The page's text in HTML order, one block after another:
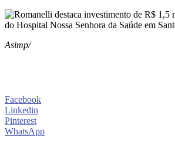
Asimp/
Facebook
Linkedin
Pinterest
WhatsApp